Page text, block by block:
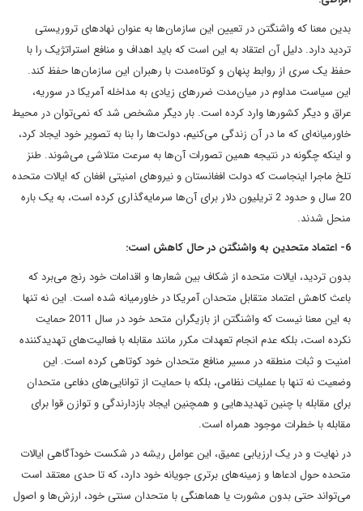
بدین معنا که واشنگتن در تعیین این سازمان‌ها به عنوان نهادهای تروریستی
تردید دارد. دلیل آن اعتقاد به این است که باید اهداف و منافع استراتژیک را با
حفظ یک سری از روابط پنهان و کوتاه‌مدت با رهبران این سازمان‌ها حفظ کند.
این سیاست مداوم در میان‌مدت ضررهای زیادی به مداخله آمریکا در سوریه،
عراق و دیگر کشورها وارد کرده است. بار دیگر مشخص شد که نمی‌توان در محیط
خاورمیانه‌ای که ما در آن زندگی می‌کنیم، دولت‌ها را بنا به تصویر خود ایجاد کرد،
و اینکه چگونه در نتیجه همین تصورات آن‌ها به سرعت متلاشی می‌شوند. طنز
تلخ ماجرا اینجاست که دولت افغانستان و نیروهای امنیتی افغان که ایالات متحده
20 سال و حدود 2 تریلیون دلار برای آن‌ها سرمایه‌گذاری کرده است، به یک باره
منحل شدند.
6- اعتماد متحدین به واشنگتن در حال کاهش است:
بدون تردید، ایالات متحده از شکاف بین شعارها و اقدامات خود رنج می‌برد که
باعث کاهش اعتماد متقابل متحدان آمریکا در خاورمیانه شده است. این نه تنها
به این معنا نیست که واشنگتن از بازیگران متحد خود در سال 2011 حمایت
نکرده است، بلکه عدم انجام تعهدات مکرر مانند مقابله با فعالیت‌های تهدیدکننده
امنیت و ثبات منطقه در مسیر منافع متحدان خود کوتاهی کرده است. این
وضعیت نه تنها با عملیات نظامی، بلکه با حمایت از توانایی‌های دفاعی متحدان
برای مقابله با چنین تهدیدهایی و همچنین ایجاد بازدارندگی و توازن قوا برای
مقابله با خطرات موجود همراه است.
در نهایت و در یک ارزیابی عمیق، این عوامل ریشه در شکست خودآگاهی ایالات
متحده حول ادعاها و زمینه‌های برتری جویانه خود دارد، که تا حدی معتقد است
می‌تواند حتی بدون مشورت یا هماهنگی با متحدان سنتی خود، ارزش‌ها و اصول